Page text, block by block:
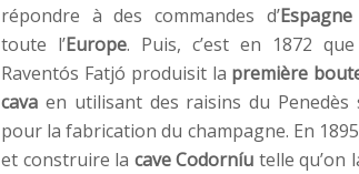
répondre à des commandes d’Espagne
toute l’Europe. Puis, c’est en 1872 que
Raventós Fatjó produisit la première
cava en utilisant des raisins du
pour la fabrication du champagne. En
et construire la cave Codorníu telle qu’on